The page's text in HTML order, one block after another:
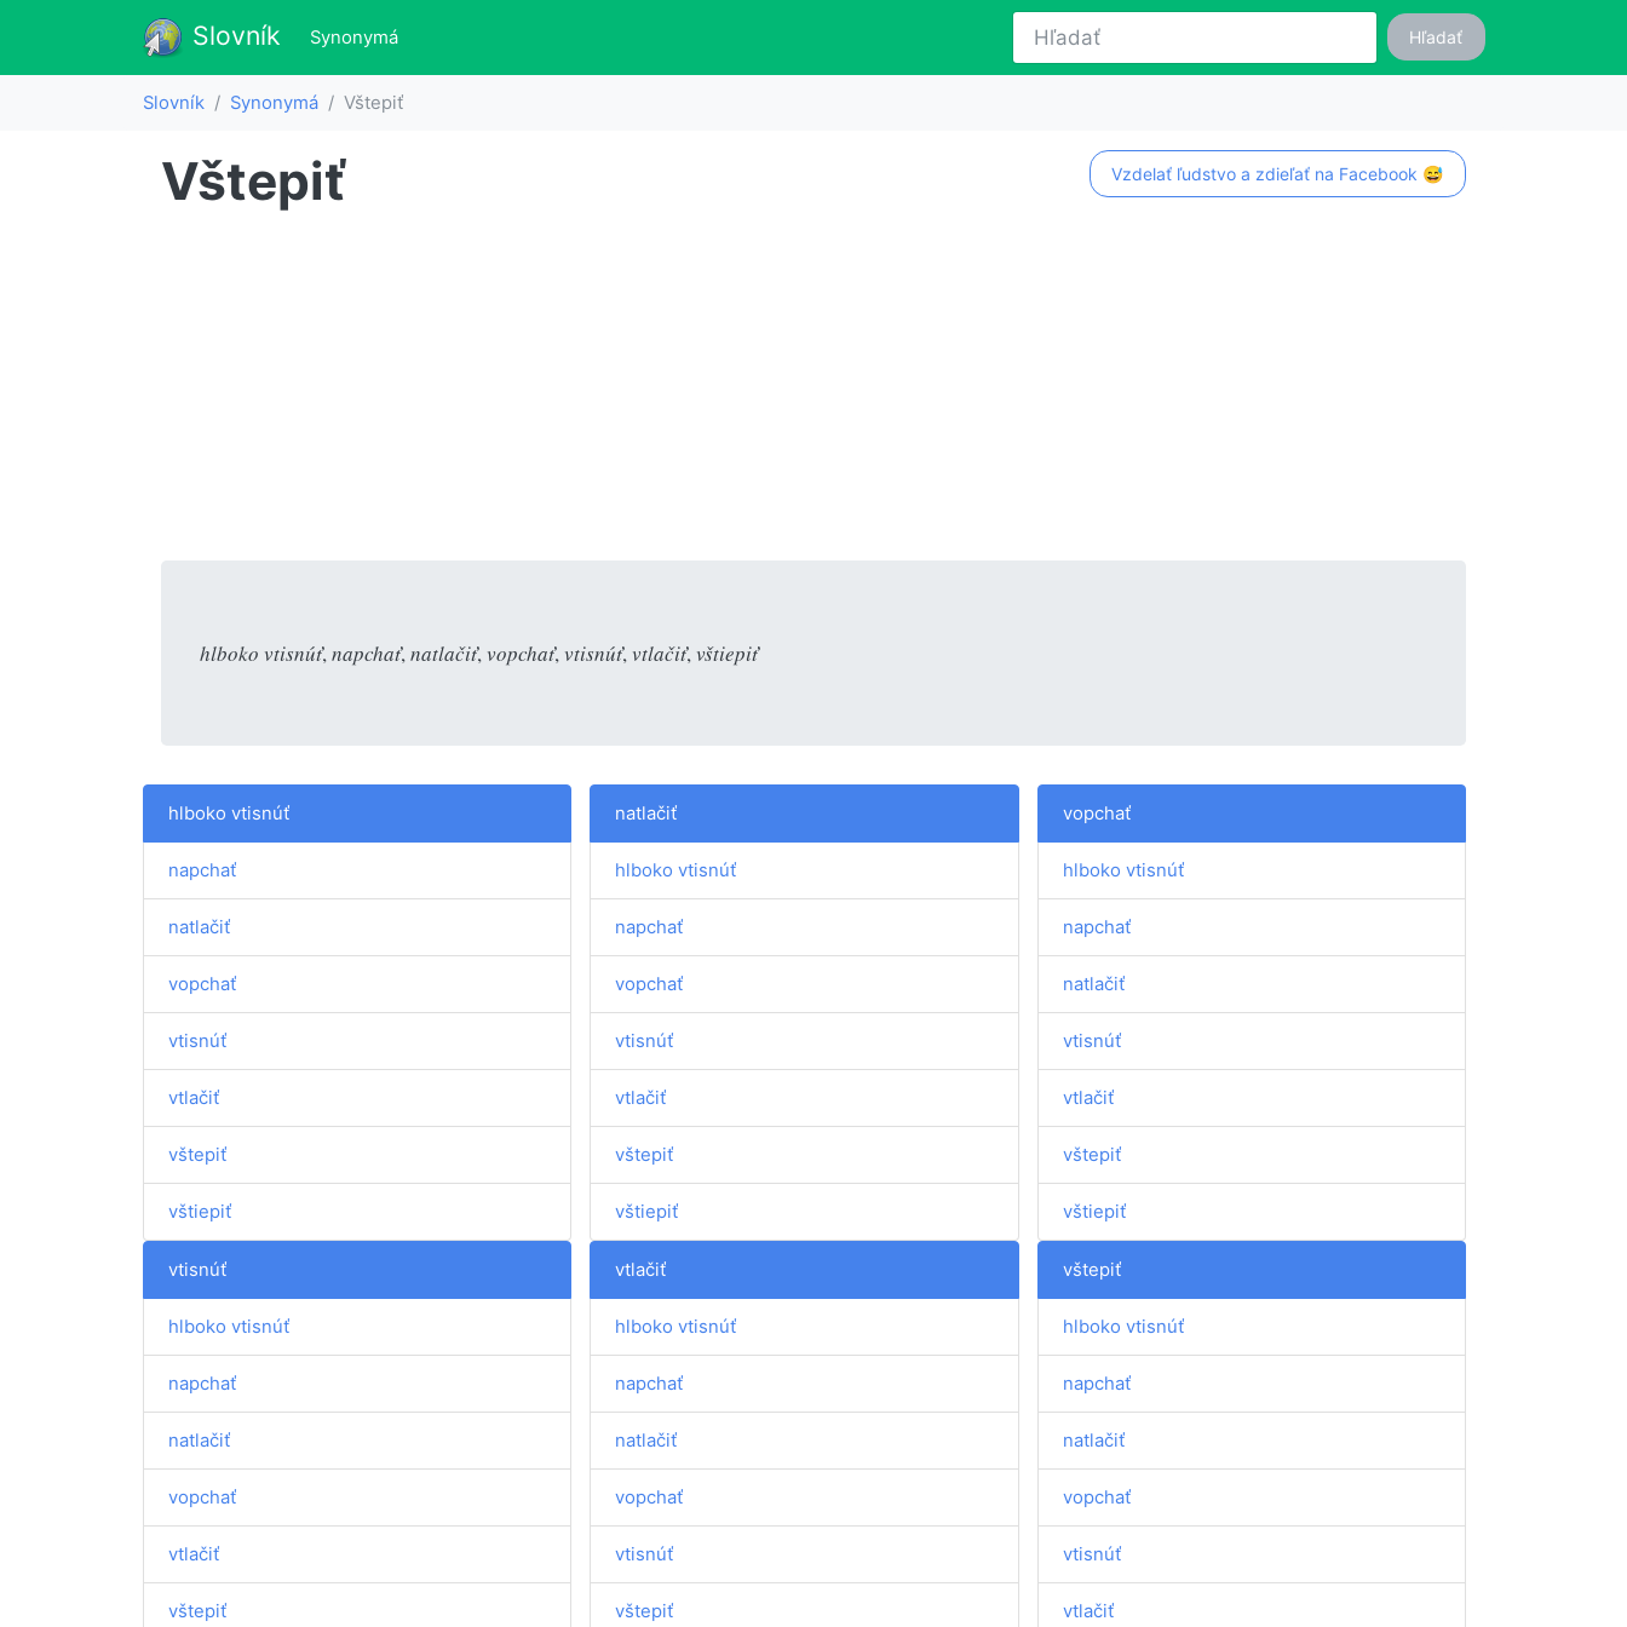
Slovník Slovník
Synonymá(aktualne) Hľadať
Slovník Synonymá Vštepiť
Vzdelať ľudstvo a zdieľať na Facebook 😅
Vštepiť
hlboko vtisnúť, napchať, natlačiť, vopchať, vtisnúť, vtlačiť, vštiepiť
hlboko vtisnúť
napchať
natlačiť
vopchať
vtisnúť
vtlačiť
vštepiť
vštiepiť
natlačiť
hlboko vtisnúť
napchať
vopchať
vtisnúť
vtlačiť
vštepiť
vštiepiť
vopchať
hlboko vtisnúť
napchať
natlačiť
vtisnúť
vtlačiť
vštepiť
vštiepiť
vtisnúť
hlboko vtisnúť
napchať
natlačiť
vopchať
vtlačiť
vštepiť
vtlačiť
hlboko vtisnúť
napchať
natlačiť
vopchať
vtisnúť
vštepiť
vštepiť
hlboko vtisnúť
napchať
natlačiť
vopchať
vtisnúť
vtlačiť